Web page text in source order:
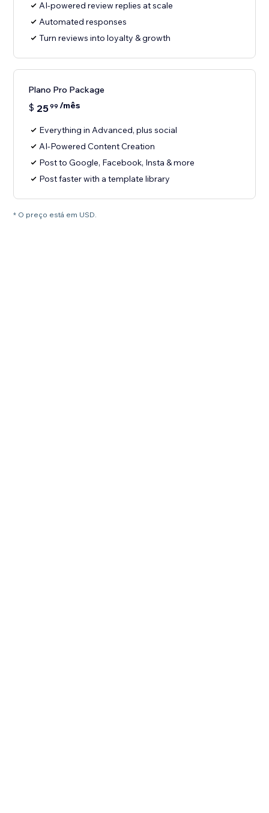
AI-powered review replies at scale
Automated responses
Turn reviews into loyalty & growth
Plano Pro Package
$ 2599 /mês
Everything in Advanced, plus social
AI-Powered Content Creation
Post to Google, Facebook, Insta & more
Post faster with a template library
* O preço está em USD.